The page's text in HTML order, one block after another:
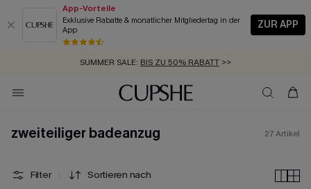
App-Vorteile
Exklusive Rabatte & monatlicher Mitgliedertag in der
App
ZUR APP
GRATIS MASSBAND MIT JEDEM SCHNELLVERSAND-ARTIKEL >>
SUMMER SALE: BIS ZU 50% RABATT >>
ZUM NEWSLETTER:BIS ZU -20% EXTRA ERHALTEN
KOSTENLOSER VERSAND AB 89 €
zweiteiliger badeanzug 27Artikel
Filter Sortieren nach